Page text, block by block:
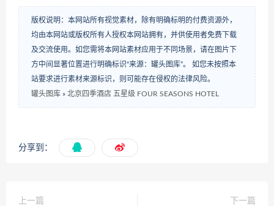
版权说明：本网站所有视觉素材，除有明确标明的付费资源外，
均由本网站或版权所有人授权本网站拥有，并供使用者免费下载
及交流使用。如您需将本网站素材应用于不同场景，请在图片下
方中间显著位置进行明确标识“来源：罐头图库”。 如您未按照本
站要求进行素材来源标识，则可能存在侵权的法律风险。
罐头图库 » 北京四季酒店 五星级 FOUR SEASONS HOTEL
分享到：
上一篇
下一篇